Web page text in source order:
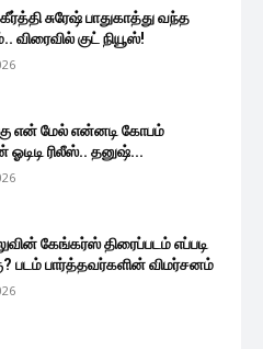
சுரேஷ் பாதுகாத்து வந்த
விரைவில் குட் நியூஸ்!
என் மேல் என்னடி கோபம்
ஓடிடி ரிலீஸ்.. தனுஷ்...
கேங்கர்ஸ் திரைப்படம் எப்படி
படம் பார்த்தவர்களின் விமர்சனம்